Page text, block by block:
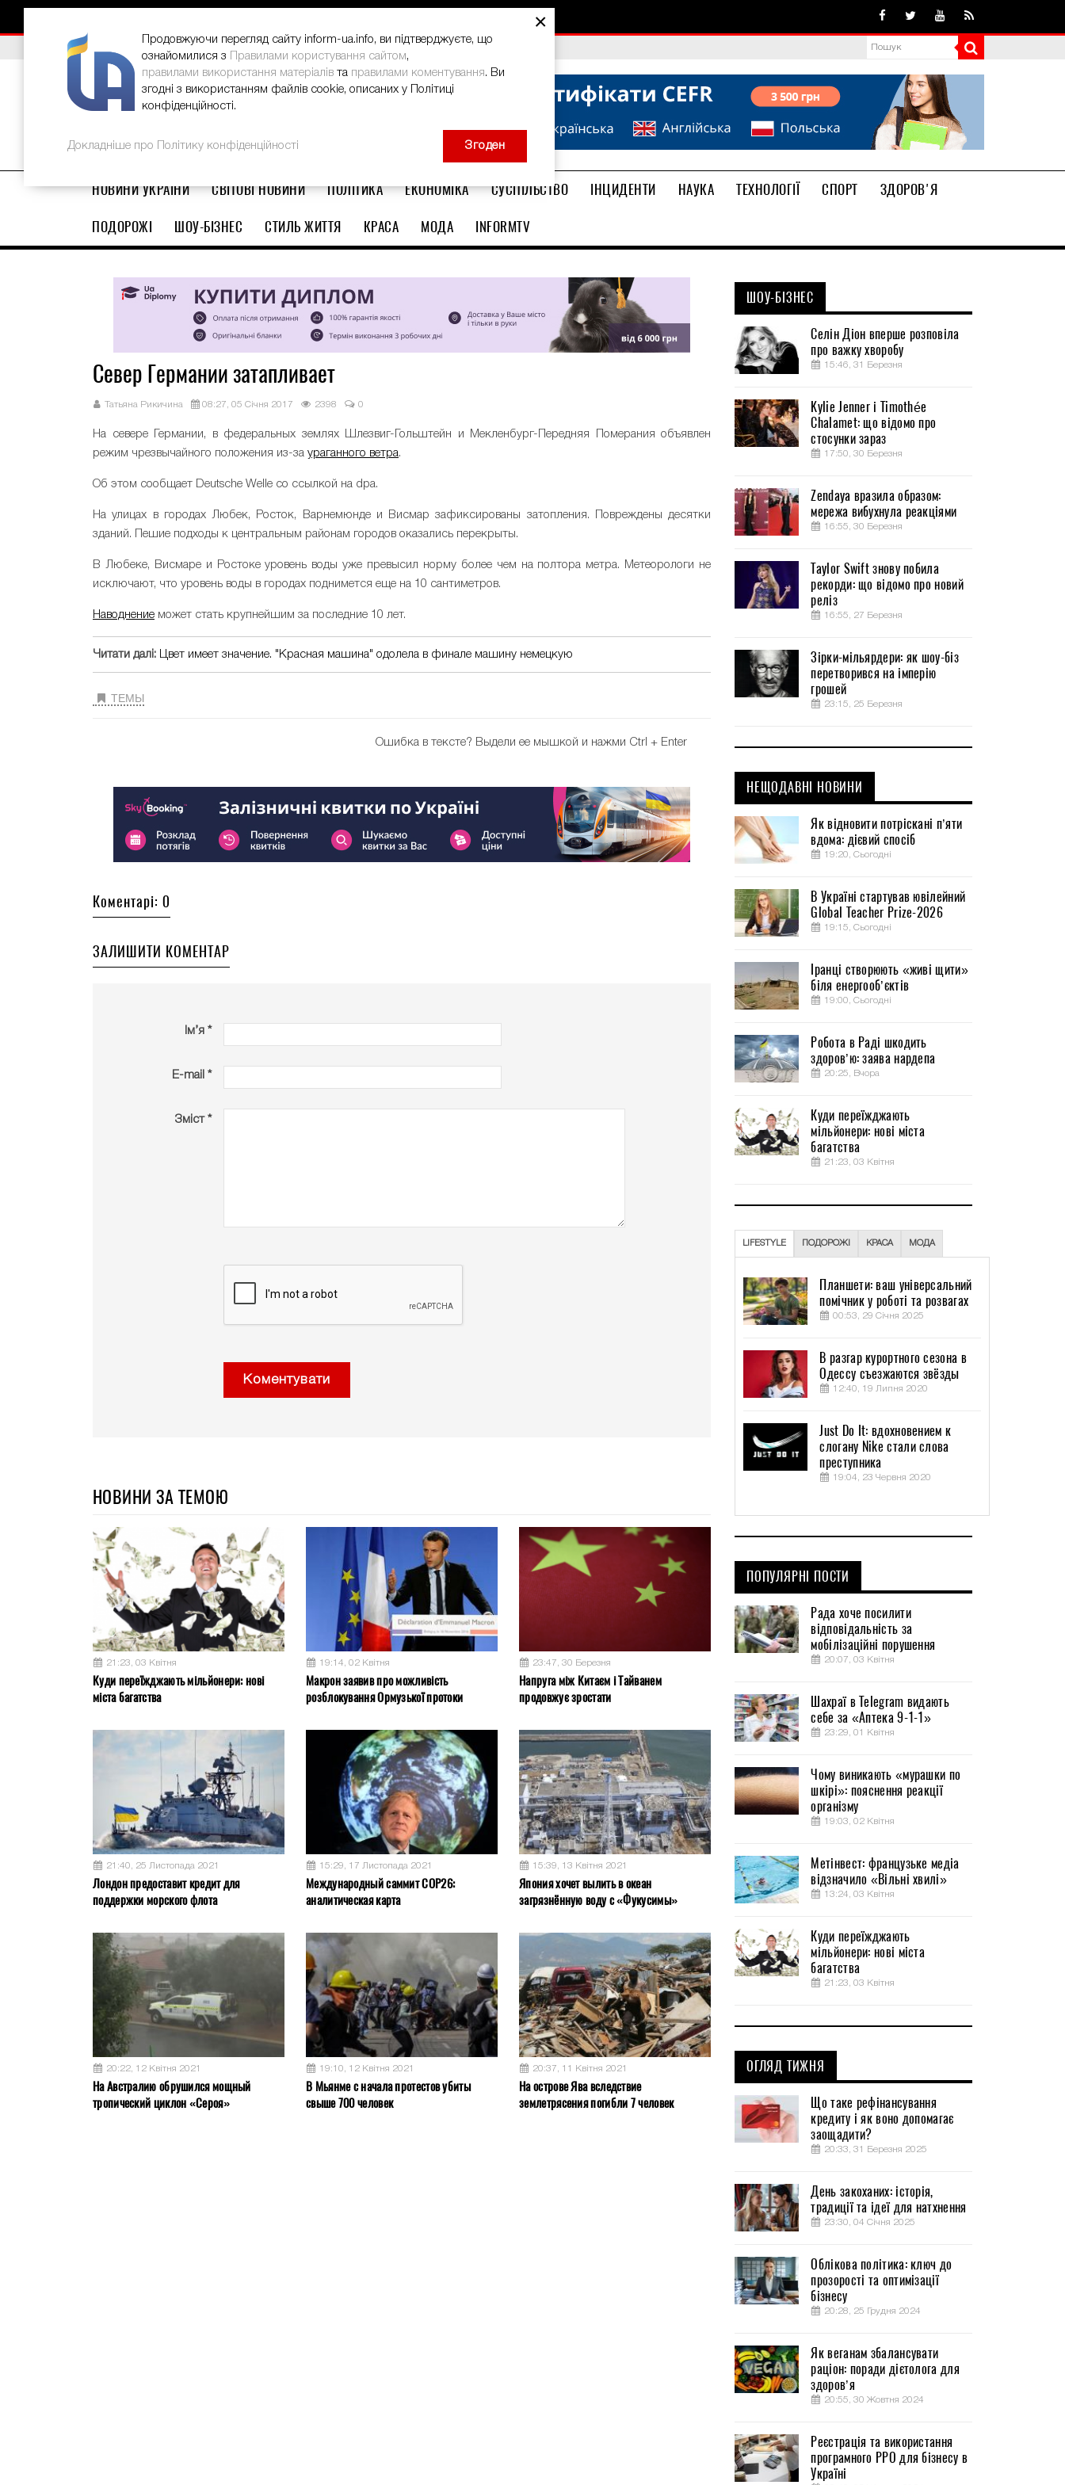
ВИБІР РЕДАКЦІЇ Як відновити потріскані п’яти вдома: дієвий спосіб
В Україні стартував ювілейний Global Teacher Prize-2026
НОВИНИ УКРАЇНИ СВІТОВІ НОВИНИ ПОЛІТИКА ЕКОНОМІКА СУСПІЛЬСТВО ІНЦИДЕНТИ НАУКА ТЕХНОЛОГІЇ СПОРТ
ЗДОРОВ'Я
ПОДОРОЖІ
ШОУ-БІЗНЕС СТИЛЬ ЖИТТЯ КРАСА МОДА INFORMTV
Север Германии затапливает
Татьяна Рикичина 08:27, 05 Січня 2017 2398 0
На севере Германии, в федеральных землях Шлезвиг-Гольштейн и Мекленбург-Передняя Померания объявлен
режим чрезвычайного положения из-за ураганного ветра.
Об этом сообщает Deutsche Welle со ссылкой на dpa.
На улицах в городах Любек, Росток, Варнемюнде и Висмар зафиксированы затопления. Повреждены десятки
зданий. Пешие подходы к центральным районам городов оказались перекрыты.
В Любеке, Висмаре и Ростоке уровень воды уже превысил норму более чем на полтора метра. Метеорологи не
исключают, что уровень воды в городах поднимется еще на 10 сантиметров.
Наводнение может стать крупнейшим за последние 10 лет.
Читати далі: Цвет имеет значение. "Красная машина" одолела в финале машину немецкую
ТЕМЫ
Ошибка в тексте? Выдели ее мышкой и нажми Ctrl + Enter
Коментарі: 0
ЗАЛИШИТИ КОМЕНТАР
Ім’я *
E-mail *
Зміст *
Коментувати
НОВИНИ ЗА ТЕМОЮ
21:23, 03 Квітня
Куди переїжджають мільйонери: нові
міста багатства
19:14, 02 Квітня
Макрон заявив про можливість
розблокування Ормузької протоки
23:47, 30 Березня
Напруга між Китаєм і Тайванем
продовжує зростати
21:40, 25 Листопада 2021
Лондон предоставит кредит для
поддержки морского флота
15:29, 17 Листопада 2021
Международный саммит COP26:
аналитическая карта
15:39, 13 Квітня 2021
Япония хочет вылить в океан
загрязнённую воду с «Фукусимы»
20:22, 12 Квітня 2021
На Австралию обрушился мощный
тропический циклон «Сероя»
19:10, 12 Квітня 2021
В Мьянме с начала протестов убиты
свыше 700 человек
20:37, 11 Квітня 2021
На острове Ява вследствие
землетрясения погибли 7 человек
ШОУ-БІЗНЕС
Селін Діон вперше розповіла
про важку хворобу
15:46, 31 Березня
Kylie Jenner і Timothée
Chalamet: що відомо про
стосунки зараз
17:50, 30 Березня
Zendaya вразила образом:
мережа вибухнула реакціями
16:55, 30 Березня
Taylor Swift знову побила
рекорди: що відомо про новий
реліз
16:55, 27 Березня
Зірки-мільярдери: як шоу-біз
перетворився на імперію
грошей
23:15, 25 Березня
НЕЩОДАВНІ НОВИНИ
Як відновити потріскані п’яти
вдома: дієвий спосіб
19:20, Сьогодні
В Україні стартував ювілейний
Global Teacher Prize-2026
19:15, Сьогодні
Іранці створюють «живі щити»
біля енергооб’єктів
19:00, Сьогодні
Робота в Раді шкодить
здоров’ю: заява нардепа
20:25, Вчора
Куди переїжджають
мільйонери: нові міста
багатства
21:23, 03 Квітня
LIFESTYLE ПОДОРОЖІ КРАСА МОДА
Планшети: ваш універсальний
помічник у роботі та розвагах
00:53, 29 Січня 2025
В разгар курортного сезона в
Одессу съезжаются звёзды
12:40, 19 Липня 2020
Just Do It: вдохновением к
слогану Nike стали слова
преступника
19:04, 23 Червня 2020
ПОПУЛЯРНІ ПОСТИ
Рада хоче посилити
відповідальність за
мобілізаційні порушення
20:07, 03 Квітня
Шахраї в Telegram видають
себе за «Аптека 9-1-1»
23:29, 01 Квітня
Чому виникають «мурашки по
шкірі»: пояснення реакції
організму
19:03, 02 Квітня
Метінвест: французьке медіа
відзначило «Вільні хвилі»
13:24, 03 Квітня
Куди переїжджають
мільйонери: нові міста
багатства
21:23, 03 Квітня
ОГЛЯД ТИЖНЯ
Що таке рефінансування
кредиту і як воно допомагає
заощадити?
20:33, 31 Березня 2025
День закоханих: історія,
традиції та ідеї для натхнення
23:30, 04 Січня 2025
Облікова політика: ключ до
прозорості та оптимізації
бізнесу
20:28, 25 Грудня 2024
Як веганам збалансувати
раціон: поради дієтолога для
здоров’я
20:55, 30 Жовтня 2024
Реєстрація та використання
програмного РРО для бізнесу в
Україні
×
Продовжуючи перегляд сайту inform-ua.info, ви підтверджуєте, що
ознайомилися з
Правилами користування сайтом,
правилами використання матеріалів та правилами коментування. Ви
згодні з використанням файлів cookie, описаних у Політиці
конфіденційності.
Докладніше про Політику конфіденційності Згоден